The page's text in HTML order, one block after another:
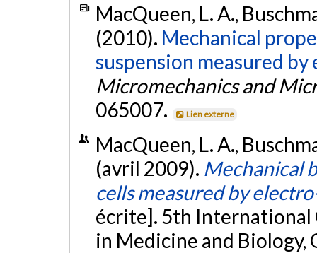
MacQueen, L. A.,
(2010). Mechanical
suspension measured
Micromechanics and
065007.
Lien externe
MacQueen, L. A.,
(avril 2009). Mechanical
cells measured by
écrite]. 5th International
in Medicine and Biology,